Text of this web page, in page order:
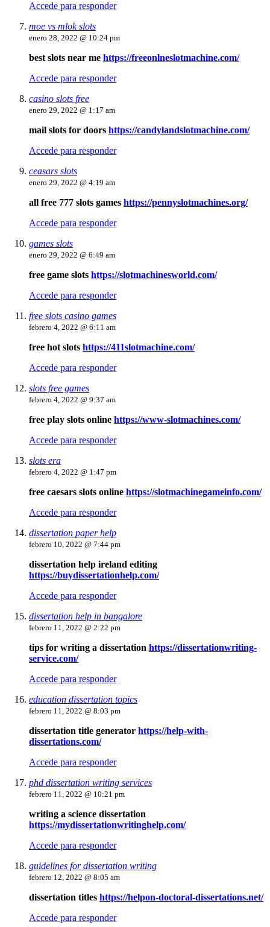
Accede para responder
moe vs mlok slots
enero 28, 2022 @ 10:24 pm
best slots near me https://freeonlneslotmachine.com/
Accede para responder
casino slots free
enero 29, 2022 @ 1:17 am
mail slots for doors https://candylandslotmachine.com/
Accede para responder
ceasars slots
enero 29, 2022 @ 4:19 am
all free 777 slots games https://pennyslotmachines.org/
Accede para responder
games slots
enero 29, 2022 @ 6:49 am
free game slots https://slotmachinesworld.com/
Accede para responder
free slots casino games
febrero 4, 2022 @ 6:11 am
free hot slots https://411slotmachine.com/
Accede para responder
slots free games
febrero 4, 2022 @ 9:37 am
free play slots online https://www-slotmachines.com/
Accede para responder
slots era
febrero 4, 2022 @ 1:47 pm
free caesars slots online https://slotmachinegameinfo.com/
Accede para responder
dissertation paper help
febrero 10, 2022 @ 7:44 pm
dissertation help ireland editing
https://buydissertationhelp.com/
Accede para responder
dissertation help in bangalore
febrero 11, 2022 @ 2:22 pm
tips for writing a dissertation https://dissertationwriting-
service.com/
Accede para responder
education dissertation topics
febrero 11, 2022 @ 8:03 pm
dissertation title generator https://help-with-
dissertations.com/
Accede para responder
phd dissertation writing services
febrero 11, 2022 @ 10:21 pm
writing a science dissertation
https://mydissertationwritinghelp.com/
Accede para responder
guidelines for dissertation writing
febrero 12, 2022 @ 8:05 am
dissertation titles https://helpon-doctoral-dissertations.net/
Accede para responder